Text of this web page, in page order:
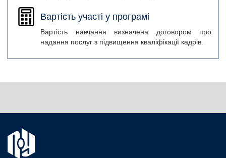
Вартість участі у програмі
Вартість навчання визначена договором про
надання послуг з підвищення кваліфікації кадрів.